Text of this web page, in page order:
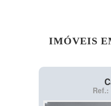
IMÓVEIS
Ref.: